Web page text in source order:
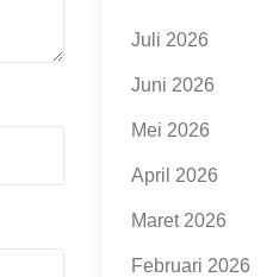
Juli 2026
Juni 2026
Mei 2026
April 2026
Maret 2026
Februari 2026